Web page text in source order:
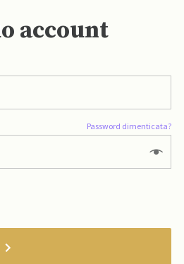
account
Password dimenticata?